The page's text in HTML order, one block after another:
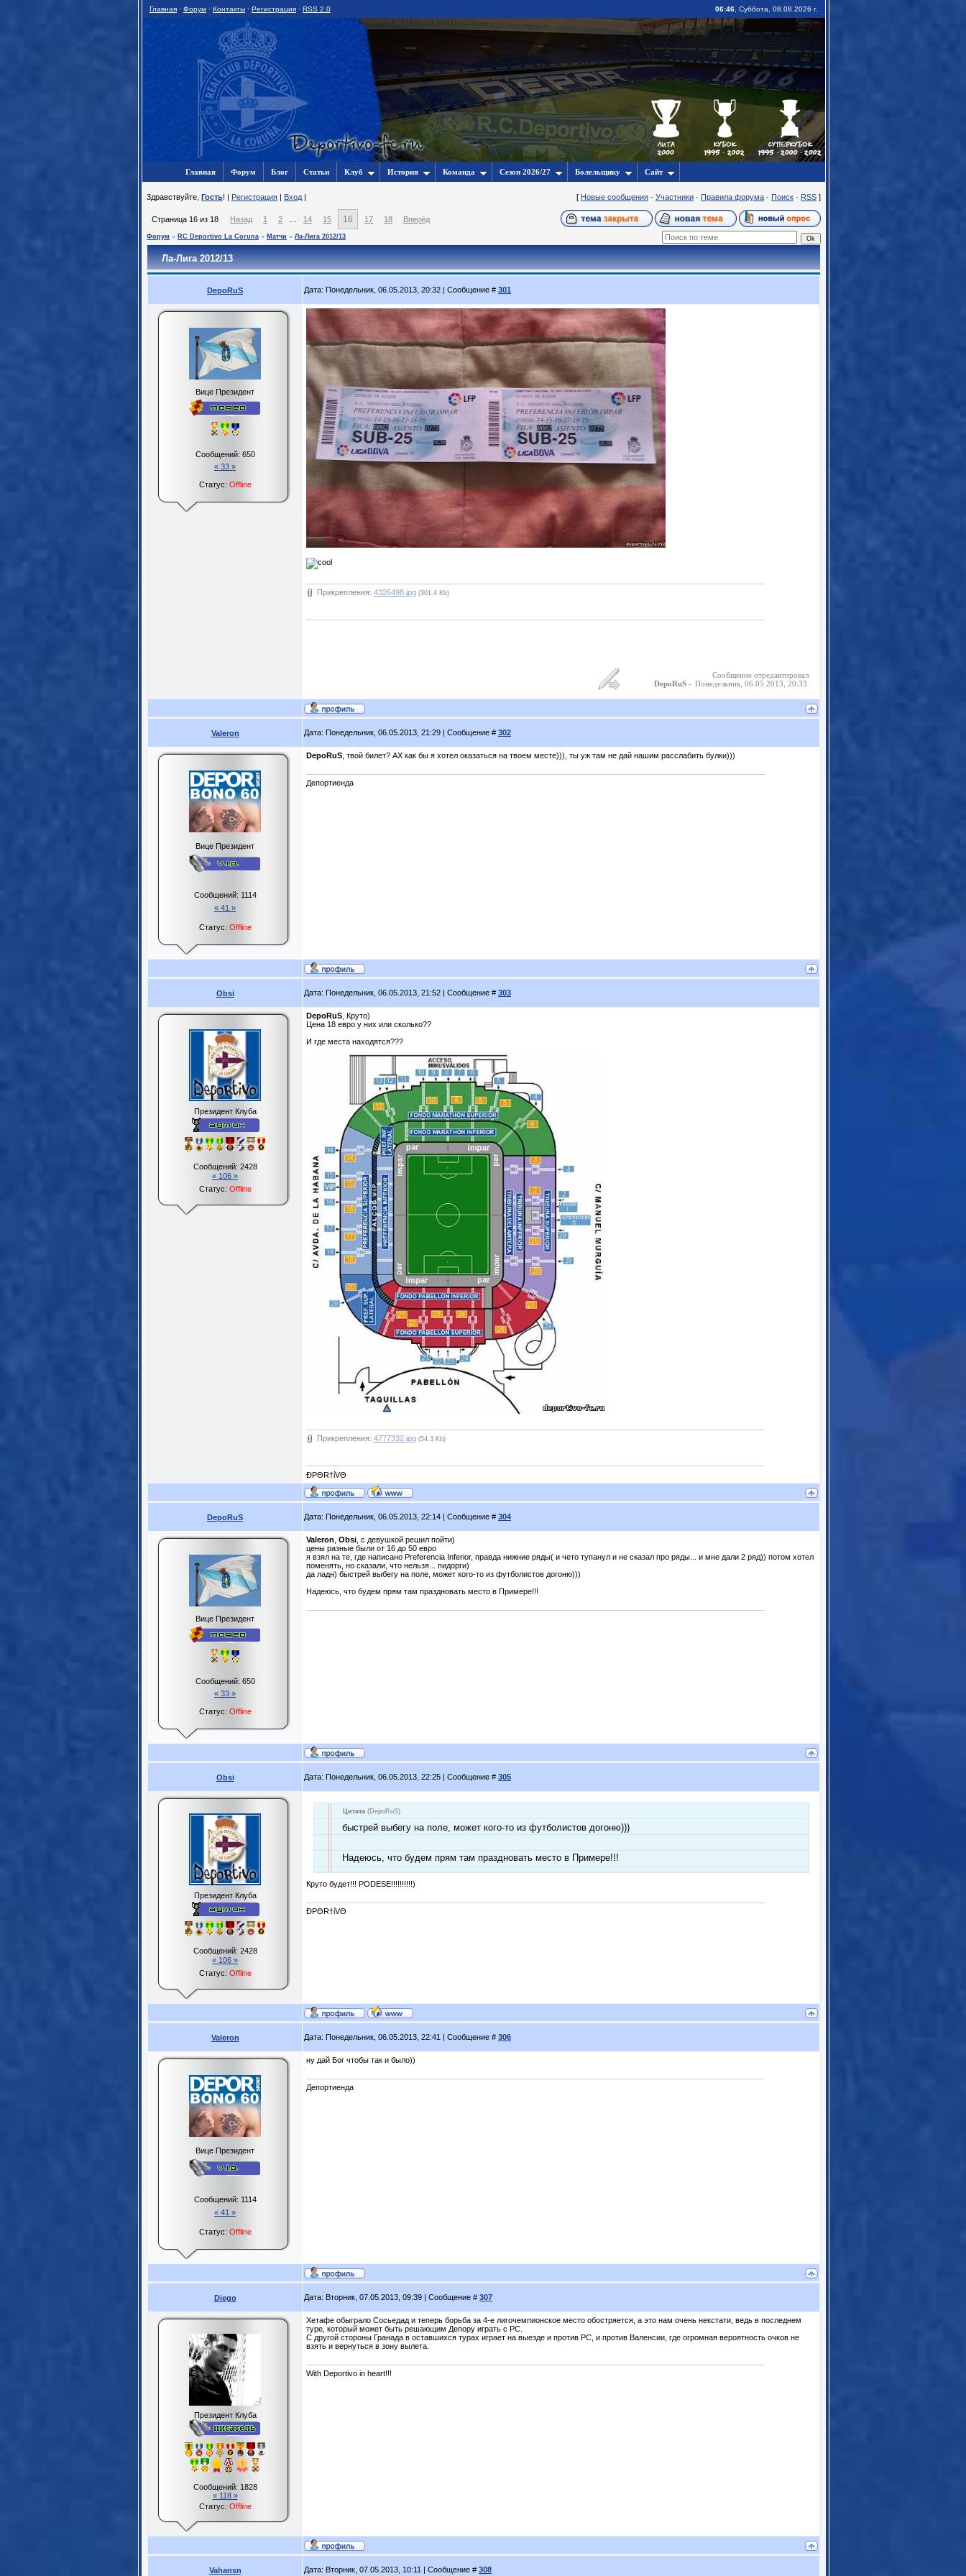
Главная · Форум · Контакты · Регистрация · RSS 2.0 06:46 , Суббота, 08.08.2026 г.
Главная Форум Блог Статьи Клуб История Команда Сезон 2026/27 Болельщику Сайт
3дравствуйте, Гость! | Регистрация | Вход | [ Новые сообщения · Участники · Правила форума · Поиск · RSS ]
Страница 16 из 18 Назад 1 2 14 15 16 17 18 Вперёд
Форум » RC Deportivo La Coruna » Матчи » Ла-Лига 2012/13
Ла-Лига 2012/13
DepoRuS Дата: Понедельник, 06.05.2013, 20:32 | Сообщение # 301
Вице Президент
Сообщений: 650
« 33 »
Статус: Offline
Прикрепления: 4326498.jpg (301.4 Kb)
Сообщение отредактировал
DepoRuS - Понедельник, 06.05.2013, 20:33
Valeron Дата: Понедельник, 06.05.2013, 21:29 | Сообщение # 302
Вице Президент
Сообщений: 1114
« 41 »
Статус: Offline
DepoRuS , твой билет? АХ как бы я хотел оказаться на твоем месте))), ты уж там не дай нашим расслабить булки)))
Депортиенда
Obsi Дата: Понедельник, 06.05.2013, 21:52 | Сообщение # 303
Президент Клуба
Сообщений: 2428
« 106 »
Статус: Offline
DepoRuS , Круто)
Цена 18 евро у них или сколько??
И где места находятся???
Прикрепления: 4777332.jpg (54.3 Kb)
ĐPΘR†ίVΘ
DepoRuS Дата: Понедельник, 06.05.2013, 22:14 | Сообщение # 304
Вице Президент
Сообщений: 650
« 33 »
Статус: Offline
Valeron Obsi , c девушкой решил пойти)
цены разные были от 16 до 50 евро
я взял на те, где написано Preferencia Inferior, правда нижние ряды( и чето тупанул и не сказал про ряды... и мне дали 2 ряд)) потом хотел
поменять, но сказали, что нельзя... пидорги)
да ладн) быстрей выбегу на поле, может кого-то из футболистов догоню)))
Надеюсь, что будем прям там праздновать место в Примере!!!
Obsi Дата: Понедельник, 06.05.2013, 22:25 | Сообщение # 305
Президент Клуба
Сообщений: 2428
« 106 »
Статус: Offline
Цитата (DepoRuS)
быстрей выбегу на поле, может кого-то из футболистов догоню)))
Надеюсь, что будем прям там праздновать место в Примере!!!
Круто будет!!! PODESE!!!!!!!!!!)
ĐPΘR†ίVΘ
Valeron Дата: Понедельник, 06.05.2013, 22:41 | Сообщение # 306
Вице Президент
Сообщений: 1114
« 41 »
Статус: Offline
ну дай Бог чтобы так и было))
Депортиенда
Diego Дата: Вторник, 07.05.2013, 09:39 | Сообщение # 307
Президент Клуба
Сообщений: 1828
« 118 »
Статус: Offline
Хетафе обыграло Сосьедад и теперь борьба за 4-е лигочемпионское место обостряется, а это нам очень некстати, ведь в последнем
туре, который может быть решающим Депору играть с РС.
С другой стороны Гранада в оставшихся турах играет на выезде и против РС, и против Валенсии, где огромная вероятность очков не
взять и вернуться в зону вылета.
With Deportivo in heart!!!
Vahansn Дата: Вторник, 07.05.2013, 10:11 | Сообщение # 308